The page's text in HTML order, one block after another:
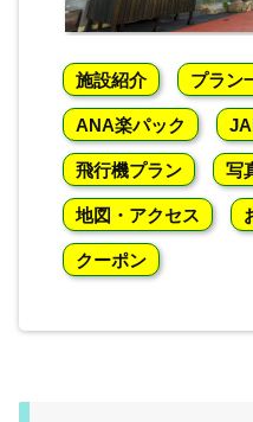
施設紹介 プラン
ANA楽パック
飛行機プラン 写
地図・アクセス
クーポン